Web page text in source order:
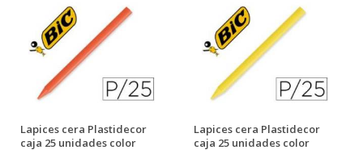
Lapices cera Plastidecor
caja 25 unidades color
Lapices cera Plastidecor
caja 25 unidades color